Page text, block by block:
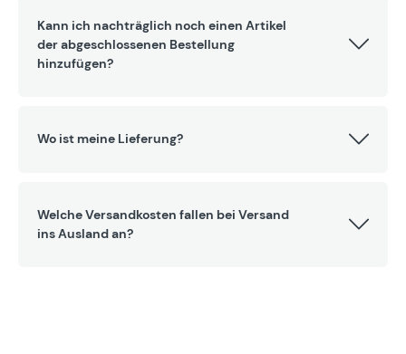
Kann ich nachträglich noch einen Artikel
der abgeschlossenen Bestellung
hinzufügen?
Wo ist meine Lieferung?
Welche Versandkosten fallen bei Versand
ins Ausland an?